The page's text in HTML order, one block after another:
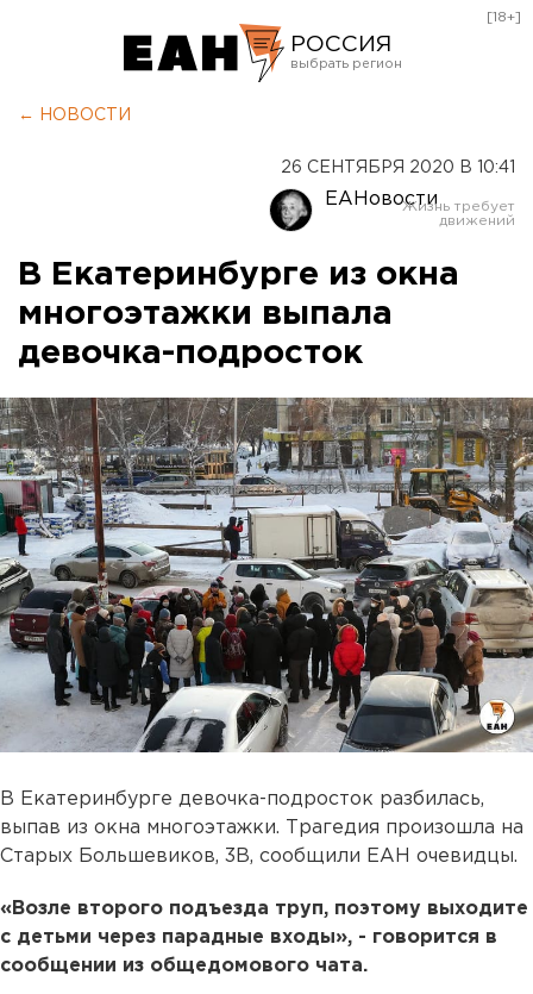
РОССИЯ
Оренбург
[18+]
← НОВОСТИ
26 СЕНТЯБРЯ 2020 В 10:41
ЕАНовости
В Екатеринбурге из окна
многоэтажки выпала
девочка-подросток
В Екатеринбурге девочка-подросток разбилась,
выпав из окна многоэтажки. Трагедия произошла на
Старых Большевиков, 3В, сообщили ЕАН очевидцы.
«Возле второго подъезда труп, поэтому выходите
с детьми через парадные входы», - говорится в
сообщении из общедомового чата.